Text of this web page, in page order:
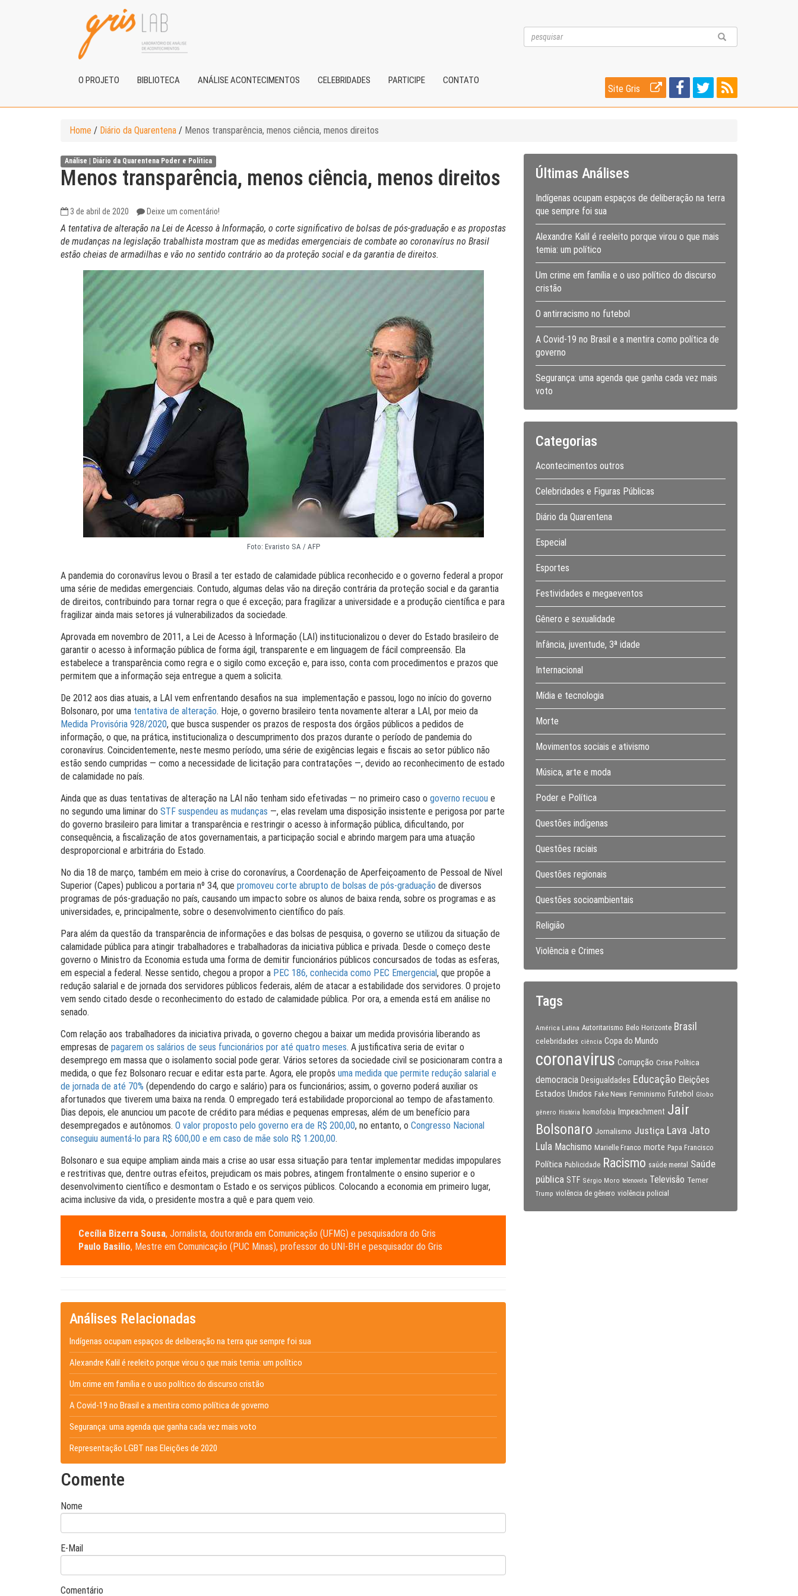
O PROJETO BIBLIOTECA ANÁLISE ACONTECIMENTOS CELEBRIDADES PARTICIPE CONTATO
Site Gris
Home / Diário da Quarentena / Menos transparência, menos ciência, menos direitos
Análise | Diário da Quarentena Poder e Política
Menos transparência, menos ciência, menos direitos
3 de abril de 2020 Deixe um comentário!
A tentativa de alteração na Lei de Acesso à Informação, o corte significativo de bolsas de pós-graduação e as propostas
de mudanças na legislação trabalhista mostram que as medidas emergenciais de combate ao coronavírus no Brasil
estão cheias de armadilhas e vão no sentido contrário ao da proteção social e da garantia de direitos.
Foto: Evaristo SA / AFP
A pandemia do coronavírus levou o Brasil a ter estado de calamidade pública reconhecido e o governo federal a propor
uma série de medidas emergenciais. Contudo, algumas delas vão na direção contrária da proteção social e da garantia
de direitos, contribuindo para tornar regra o que é exceção; para fragilizar a universidade e a produção científica e para
fragilizar ainda mais setores já vulnerabilizados da sociedade.
Aprovada em novembro de 2011, a Lei de Acesso à Informação (LAI) institucionalizou o dever do Estado brasileiro de
garantir o acesso à informação pública de forma ágil, transparente e em linguagem de fácil compreensão. Ela
estabelece a transparência como regra e o sigilo como exceção e, para isso, conta com procedimentos e prazos que
permitem que a informação seja entregue a quem a solicita.
De 2012 aos dias atuais, a LAI vem enfrentando desafios na sua implementação e passou, logo no início do governo
Bolsonaro, por uma tentativa de alteração. Hoje, o governo brasileiro tenta novamente alterar a LAI, por meio da
Medida Provisória 928/2020, que busca suspender os prazos de resposta dos órgãos públicos a pedidos de
informação, o que, na prática, institucionaliza o descumprimento dos prazos durante o período de pandemia do
coronavírus. Coincidentemente, neste mesmo período, uma série de exigências legais e fiscais ao setor público não
estão sendo cumpridas — como a necessidade de licitação para contratações —, devido ao reconhecimento de estado
de calamidade no país.
Ainda que as duas tentativas de alteração na LAI não tenham sido efetivadas — no primeiro caso o governo recuou e
no segundo uma liminar do STF suspendeu as mudanças —, elas revelam uma disposição insistente e perigosa por parte
do governo brasileiro para limitar a transparência e restringir o acesso à informação pública, dificultando, por
consequência, a fiscalização de atos governamentais, a participação social e abrindo margem para uma atuação
desproporcional e arbitrária do Estado.
No dia 18 de março, também em meio à crise do coronavírus, a Coordenação de Aperfeiçoamento de Pessoal de Nível
Superior (Capes) publicou a portaria nº 34, que promoveu corte abrupto de bolsas de pós-graduação de diversos
programas de pós-graduação no país, causando um impacto sobre os alunos de baixa renda, sobre os programas e as
universidades, e, principalmente, sobre o desenvolvimento científico do país.
Para além da questão da transparência de informações e das bolsas de pesquisa, o governo se utilizou da situação de
calamidade pública para atingir trabalhadores e trabalhadoras da iniciativa pública e privada. Desde o começo deste
governo o Ministro da Economia estuda uma forma de demitir funcionários públicos concursados de todas as esferas,
em especial a federal. Nesse sentido, chegou a propor a PEC 186, conhecida como PEC Emergencial, que propõe a
redução salarial e de jornada dos servidores públicos federais, além de atacar a estabilidade dos servidores. O projeto
vem sendo citado desde o reconhecimento do estado de calamidade pública. Por ora, a emenda está em análise no
senado.
Com relação aos trabalhadores da iniciativa privada, o governo chegou a baixar um medida provisória liberando as
empresas de pagarem os salários de seus funcionários por até quatro meses. A justificativa seria de evitar o
desemprego em massa que o isolamento social pode gerar. Vários setores da sociedade civil se posicionaram contra a
medida, o que fez Bolsonaro recuar e editar esta parte. Agora, ele propôs uma medida que permite redução salarial e
de jornada de até 70% (dependendo do cargo e salário) para os funcionários; assim, o governo poderá auxiliar os
afortunados que tiverem uma baixa na renda. O empregado terá estabilidade proporcional ao tempo de afastamento.
Dias depois, ele anunciou um pacote de crédito para médias e pequenas empresas, além de um benefício para
desempregados e autônomos. O valor proposto pelo governo era de R$ 200,00, no entanto, o Congresso Nacional
conseguiu aumentá-lo para R$ 600,00 e em caso de mãe solo R$ 1.200,00.
Bolsonaro e sua equipe ampliam ainda mais a crise ao usar essa situação para tentar implementar medidas impopulares
e restritivas que, dentre outras efeitos, prejudicam os mais pobres, atingem frontalmente o ensino superior e o
desenvolvimento científico e desmontam o Estado e os serviços públicos. Colocando a economia em primeiro lugar,
acima inclusive da vida, o presidente mostra a quê e para quem veio.
Cecília Bizerra Sousa, Jornalista, doutoranda em Comunicação (UFMG) e pesquisadora do Gris
Paulo Basilio, Mestre em Comunicação (PUC Minas), professor do UNI-BH e pesquisador do Gris
Análises Relacionadas
Indígenas ocupam espaços de deliberação na terra que sempre foi sua
Alexandre Kalil é reeleito porque virou o que mais temia: um político
Um crime em família e o uso político do discurso cristão
A Covid-19 no Brasil e a mentira como política de governo
Segurança: uma agenda que ganha cada vez mais voto
Representação LGBT nas Eleições de 2020
Comente
Nome
E-Mail
Comentário
Últimas Análises
Indígenas ocupam espaços de deliberação na terra
que sempre foi sua
Alexandre Kalil é reeleito porque virou o que mais
temia: um político
Um crime em família e o uso político do discurso
cristão
O antirracismo no futebol
A Covid-19 no Brasil e a mentira como política de
governo
Segurança: uma agenda que ganha cada vez mais
voto
Categorias
Acontecimentos outros
Celebridades e Figuras Públicas
Diário da Quarentena
Especial
Esportes
Festividades e megaeventos
Gênero e sexualidade
Infância, juventude, 3ª idade
Internacional
Mídia e tecnologia
Morte
Movimentos sociais e ativismo
Música, arte e moda
Poder e Política
Questões indígenas
Questões raciais
Questões regionais
Questões socioambientais
Religião
Violência e Crimes
Tags
América Latina Autoritarismo Belo Horizonte Brasil
celebridades ciência Copa do Mundo
coronavirus Corrupção Crise Política
democracia Desigualdades Educação Eleições
Estados Unidos Fake News Feminismo Futebol Globo
gênero História homofobia Impeachment Jair
Bolsonaro Jornalismo Justiça Lava Jato
Lula Machismo Marielle Franco morte Papa Francisco
Política Publicidade Racismo saúde mental
Saúde
pública STF Sérgio Moro telenovela Televisão Temer
Trump violência de gênero violência policial